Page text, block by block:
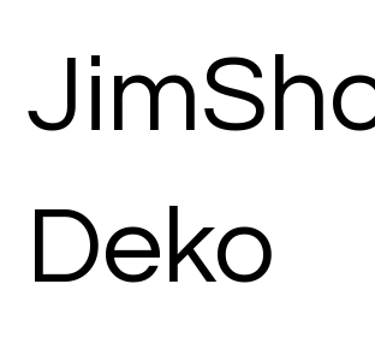
Deko